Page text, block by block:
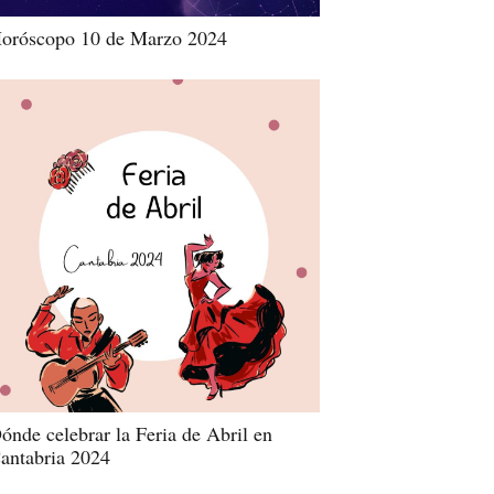
10 de Marzo 2024
celebrar la Feria de Abril en
2024